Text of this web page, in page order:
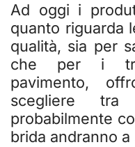
Ad oggi i
quanto riguarda
qualità, sia per
che per i
pavimento,
scegliere
probabilmente
brida andranno